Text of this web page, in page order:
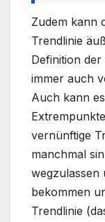
Zudem kann
Trendlinie
Definition
immer auch
Auch kann
vernünftige
manchmal
wegzulassen
bekommen
Trendlinie